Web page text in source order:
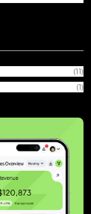
(11)
(1)